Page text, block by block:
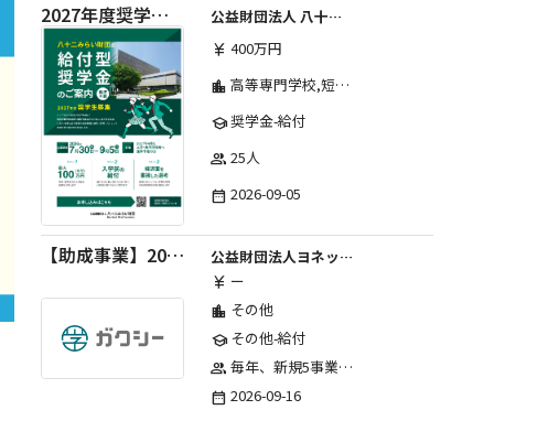
2027年度奨学生募集要項
公益財団法人 八十二みらい財団
currency_yen 400万円
location_city 高等専門学校,短期大学,専修学校,大学
school奨学金-給付
group 25人
date_range 2026-09-05
【助成事業】2027年度中学校部活動の地域展開推進に関する助成金
公益財団法人ヨネックススポーツ振興財団
currency_yen ー
location_city その他
schoolその他-給付
group 毎年、新規5事業前後への助成金交付を予定とし、初年度5事業、2年目合計10事業前後、3年目合計15事業前後、4年目以降は15事業前後にて実施する。 2025年度採択実績：5事業、2026年度採択実績：5事業
date_range 2026-09-16